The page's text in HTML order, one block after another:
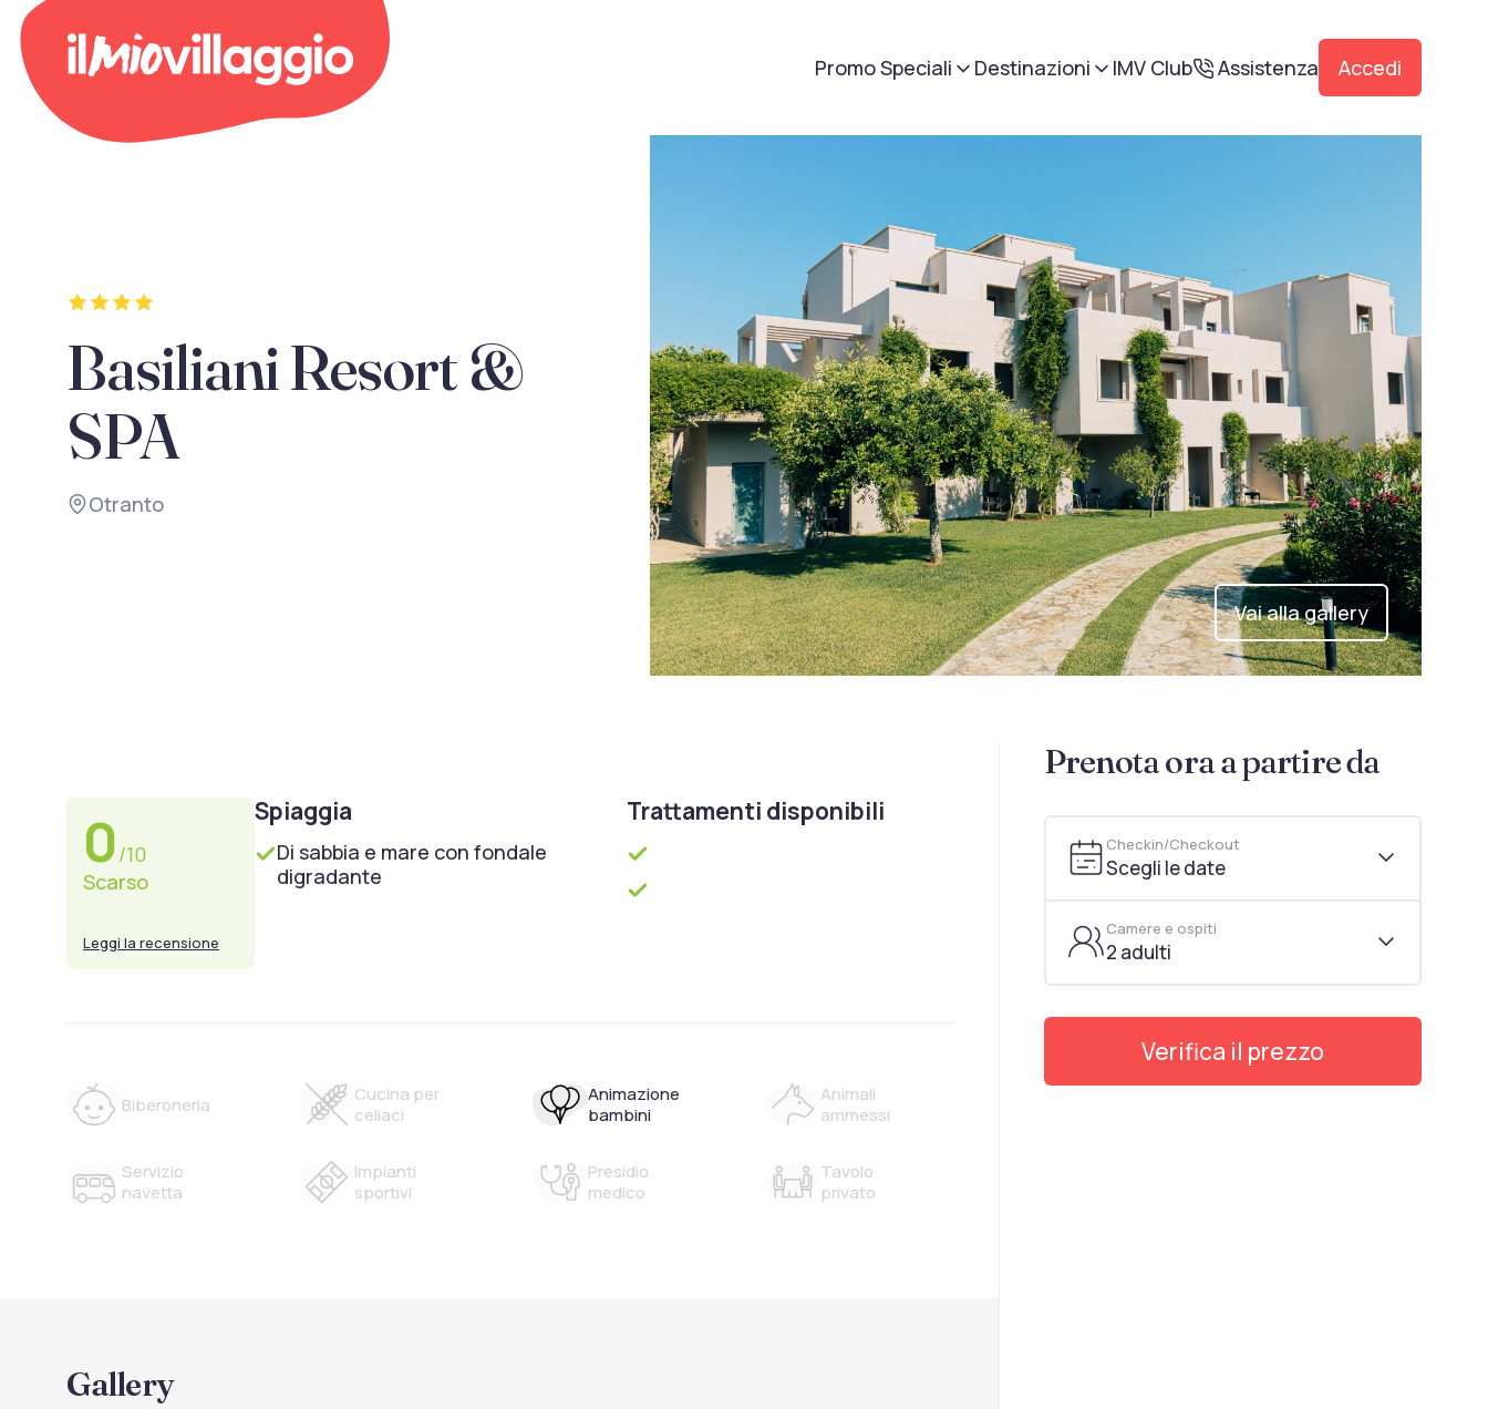
Promo Speciali Destinazioni IMV Club Assistenza Accedi
Vai alla gallery
Basiliani Resort &
SPA
Otranto
Prenota ora a partire da
Checkin/Checkout
Scegli le date
Camere e ospiti
2 adulti
Verifica il prezzo
0/10
Scarso
Leggi la recensione
Spiaggia
Di sabbia e mare con fondale
digradante
Trattamenti disponibili
Biberoneria
Cucina per
celiaci
Animazione
bambini
Animali
ammessi
Servizio
navetta
Impianti
sportivi
Presidio
medico
Tavolo
privato
Gallery